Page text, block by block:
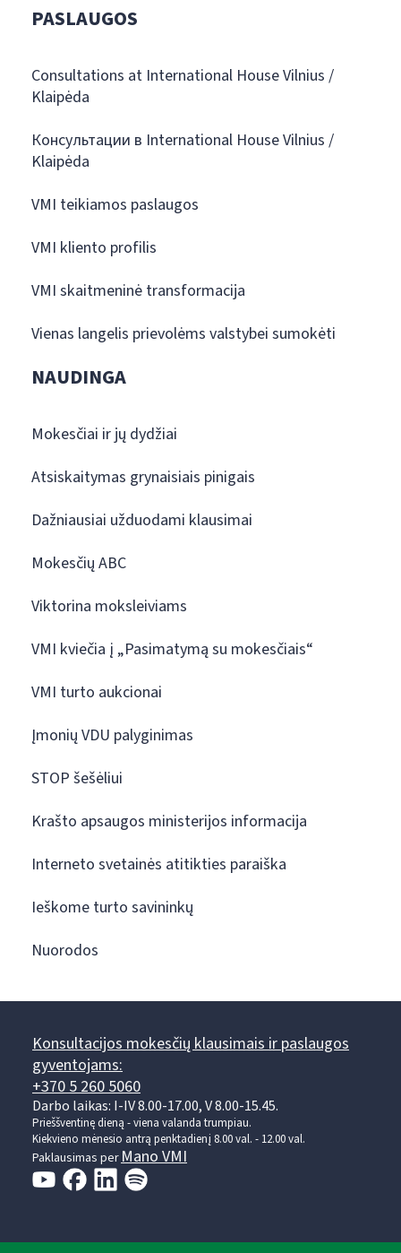
PASLAUGOS
Consultations at International House Vilnius /
Klaipėda
Консультации в International House Vilnius /
Klaipėda
VMI teikiamos paslaugos
VMI kliento profilis
VMI skaitmeninė transformacija
Vienas langelis prievolėms valstybei sumokėti
NAUDINGA
Mokesčiai ir jų dydžiai
Atsiskaitymas grynaisiais pinigais
Dažniausiai užduodami klausimai
Mokesčių ABC
Viktorina moksleiviams
VMI kviečia į „Pasimatymą su mokesčiais“
VMI turto aukcionai
Įmonių VDU palyginimas
STOP šešėliui
Krašto apsaugos ministerijos informacija
Interneto svetainės atitikties paraiška
Ieškome turto savininkų
Nuorodos
Konsultacijos mokesčių klausimais ir paslaugos
gyventojams:
+370 5 260 5060
Darbo laikas: I-IV 8.00-17.00, V 8.00-15.45.
Prieššventinę dieną - viena valanda trumpiau.
Kiekvieno mėnesio antrą penktadienį 8.00 val. - 12.00 val.
Paklausimas per Mano VMI